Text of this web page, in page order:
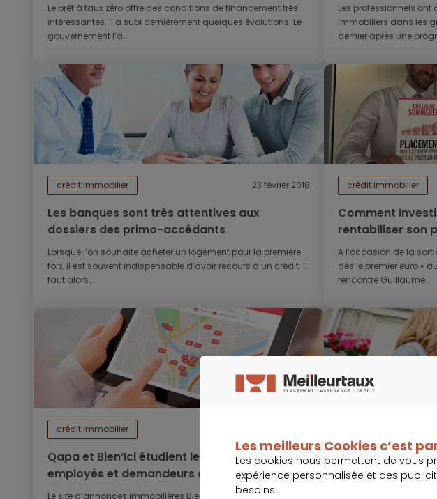
Le prêt à taux zéro offre des conditions de financement très
intéressantes. Il a subi dernièrement quelques évolutions. Le
gouvernement l’a...
Les professionnels ont
immobiliers dans les
dernier après une
crédit immobilier 23 février 2018
Les banques sont très attentives aux
dossiers des primo-accédants
Lorsque l’on souhaite acheter un logement pour la première
fois, il est souvent indispensable d’avoir recours à un crédit. Il
faut alors...
crédit immobilier
Comment
rentabiliser son
A l’occasion de la
dès le premier euro »
rencontré Guillaume...
crédit immobilier
Qapa et Bien’Ici étudient les attentes des
employés et demandeurs d’emploi en
matière de logement
Le site d’annonces immobilières Bien’Ici et la start-up d’offres
Quel est le
emprunteurs
Fin février, le pouvoir
Les meilleurs Cookies c’est
Les cookies nous permettent de vous
expérience personnalisée et des
besoins.